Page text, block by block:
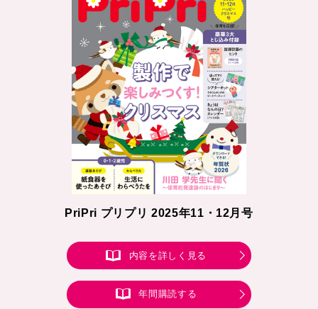
PriPri プリプリ 2025年11・12月号
内容を詳しく見る
年間購読する